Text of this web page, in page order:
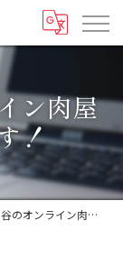
ン肉屋
！
イン肉屋でご注文受付中です！